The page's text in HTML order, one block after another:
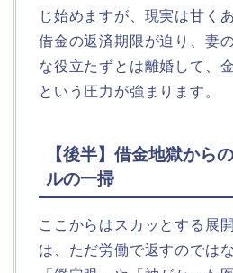
じ始めますが、現実は甘く
借金の返済期限が迫り、妻
な役立たずとは離婚して、
という圧力が強まります。
【後半】借金地獄から
ルの一掃
ここからはスカッとする展
は、ただ労働で返すのでは